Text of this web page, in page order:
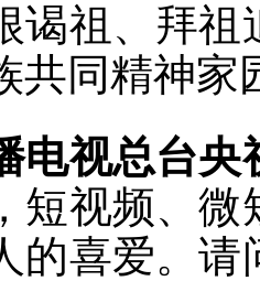
谒祖、拜
共同精神家
电视总台
短视频、
的喜爱。